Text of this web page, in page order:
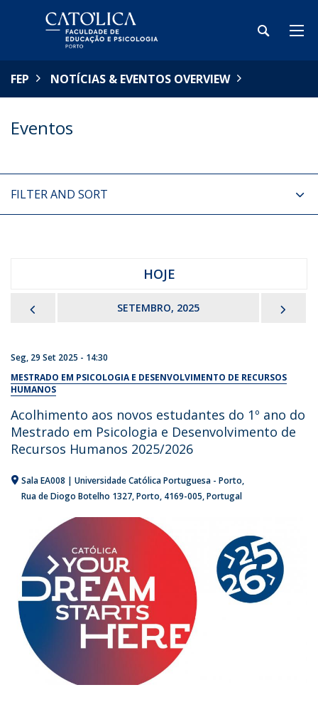
FEP NOTÍCIAS & EVENTOS OVERVIEW
Eventos
FILTER AND SORT
HOJE
SETEMBRO, 2025
Seg, 29 Set 2025 - 14:30
MESTRADO EM PSICOLOGIA E DESENVOLVIMENTO DE RECURSOS
HUMANOS
Acolhimento aos novos estudantes do 1º ano do
Mestrado em Psicologia e Desenvolvimento de
Recursos Humanos 2025/2026
Sala EA008 | Universidade Católica Portuguesa - Porto
Rua de Diogo Botelho 1327 Porto 4169-005 Portugal